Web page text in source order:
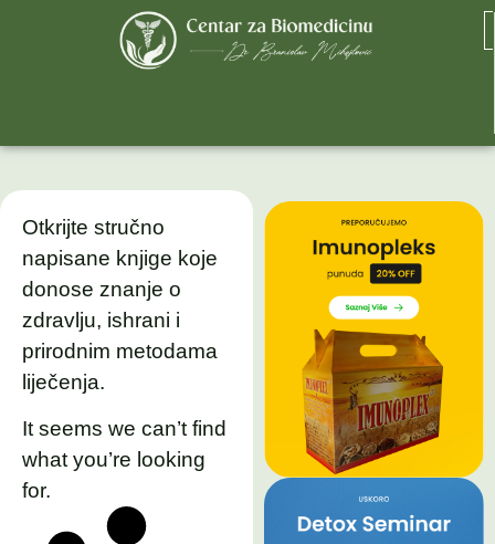
Otkrijte stručno
napisane knjige koje
donose znanje o
zdravlju, ishrani i
prirodnim metodama
liječenja.
It seems we can’t find
what you’re looking
for.